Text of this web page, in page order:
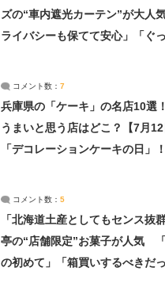
ズの“車内遮光カーテン”が大
ライバシーも保てて安心」「ぐ
コメント数： 7
兵庫県の「ケーキ」の名店10
うまいと思う店はどこ？【7月
「デコレーションケーキの日」！
コメント数： 5
「北海道土産としてもセンス抜
亭の“店舗限定”お菓子が人気
の初めて」「箱買いするべきだっ